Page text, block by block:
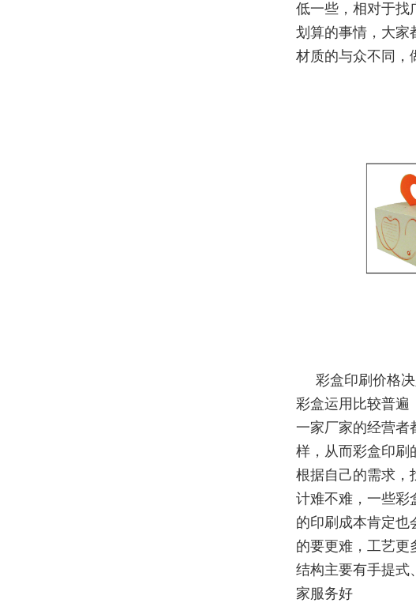
低一些，相对于找
划算的事情，大家
材质的与众不同，
彩盒印刷价格
彩盒运用比较普遍
一家厂家的经营者
样，从而彩盒印刷
根据自己的需求，
计难不难，一些彩
的印刷成本肯定也
的要更难，工艺更
结构主要有手提式
家服务好